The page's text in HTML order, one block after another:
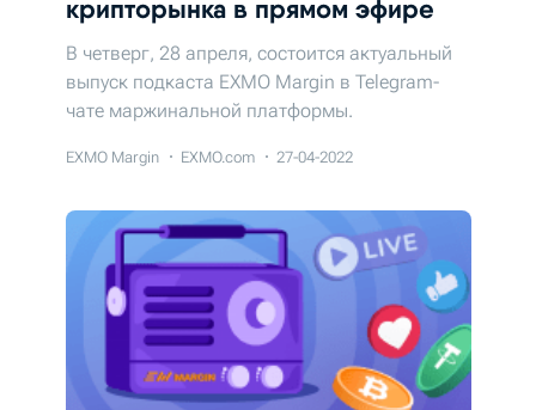
крипторынка в прямом эфире
В четверг, 28 апреля, состоится актуальный
выпуск подкаста EXMO Margin в Telegram-
чате маржинальной платформы.
EXMO Margin EXMO.com 27-04-2022